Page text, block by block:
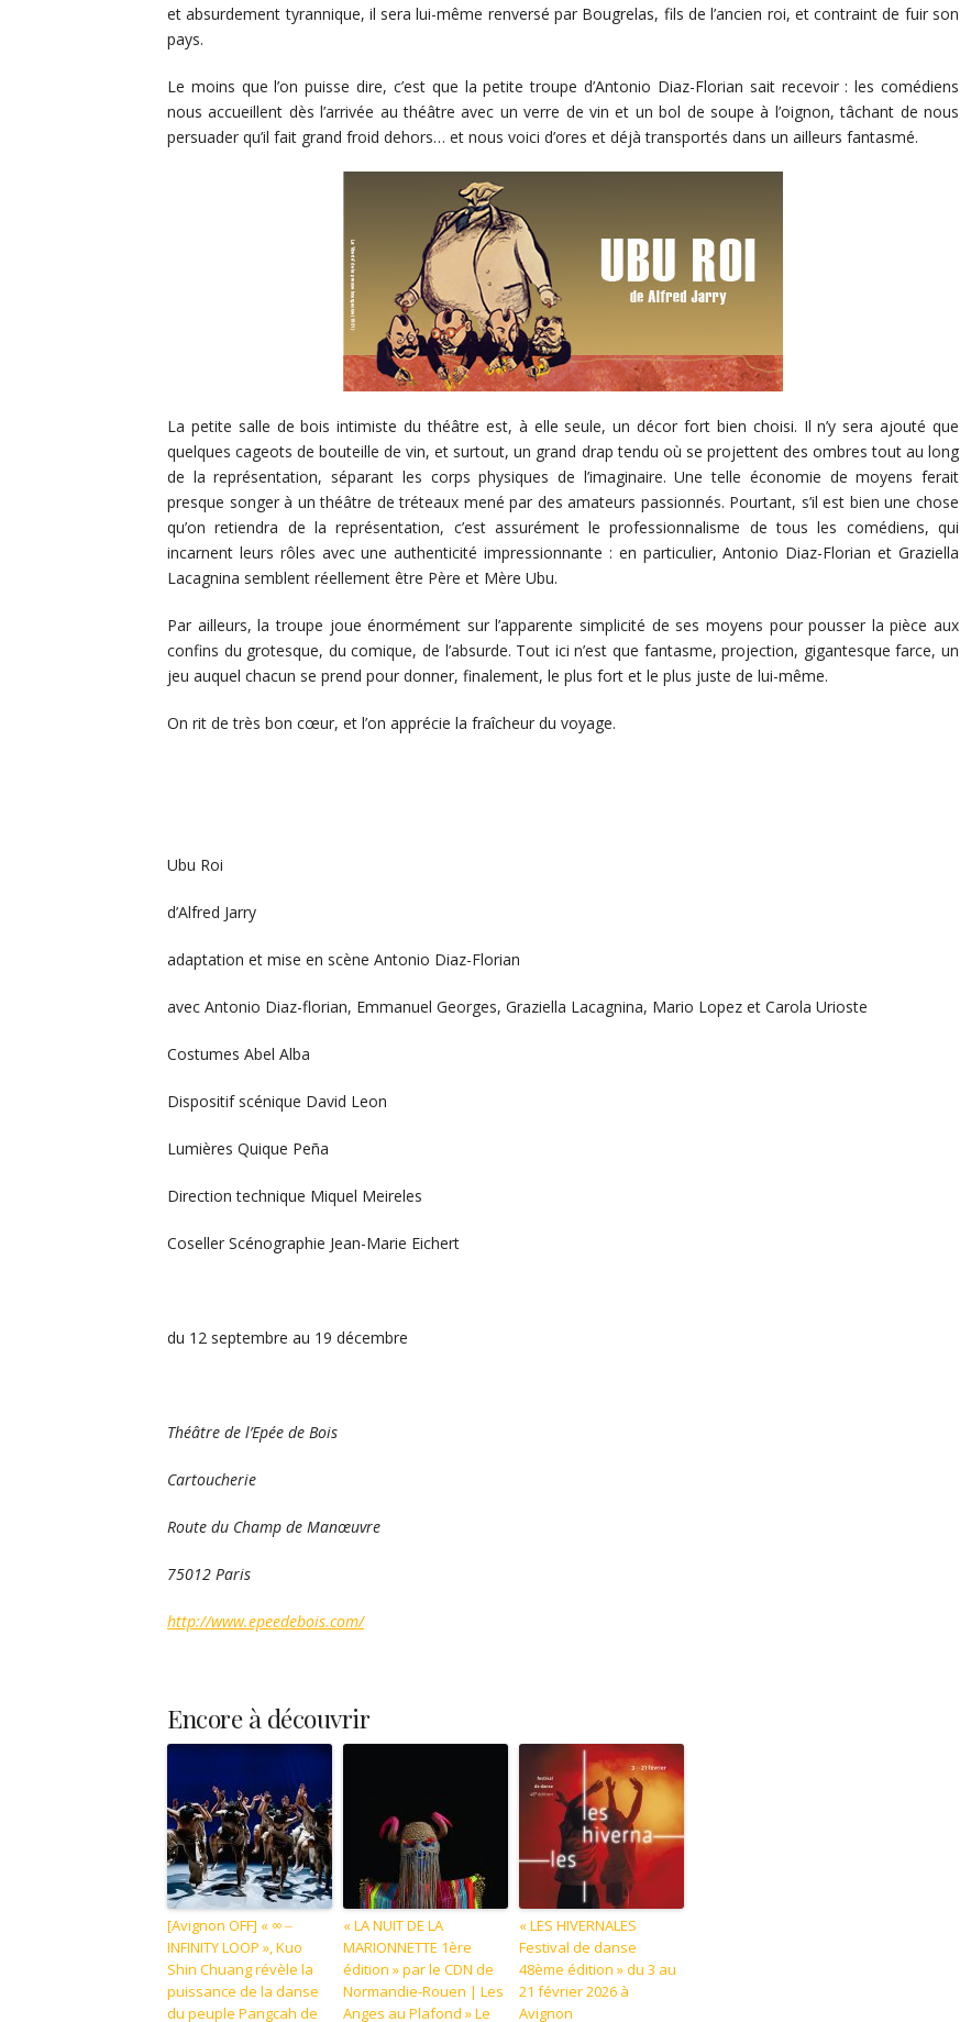
et absurdement tyrannique, il sera lui-même renversé par Bougrelas, fils de l’ancien roi, et contraint de fuir son
pays.
Le moins que l’on puisse dire, c’est que la petite troupe d’Antonio Diaz-Florian sait recevoir : les comédiens
nous accueillent dès l’arrivée au théâtre avec un verre de vin et un bol de soupe à l’oignon, tâchant de nous
persuader qu’il fait grand froid dehors… et nous voici d’ores et déjà transportés dans un ailleurs fantasmé.
La petite salle de bois intimiste du théâtre est, à elle seule, un décor fort bien choisi. Il n’y sera ajouté que
quelques cageots de bouteille de vin, et surtout, un grand drap tendu où se projettent des ombres tout au long
de la représentation, séparant les corps physiques de l’imaginaire. Une telle économie de moyens ferait
presque songer à un théâtre de tréteaux mené par des amateurs passionnés. Pourtant, s’il est bien une chose
qu’on retiendra de la représentation, c’est assurément le professionnalisme de tous les comédiens, qui
incarnent leurs rôles avec une authenticité impressionnante : en particulier, Antonio Diaz-Florian et Graziella
Lacagnina semblent réellement être Père et Mère Ubu.
Par ailleurs, la troupe joue énormément sur l’apparente simplicité de ses moyens pour pousser la pièce aux
confins du grotesque, du comique, de l’absurde. Tout ici n’est que fantasme, projection, gigantesque farce, un
jeu auquel chacun se prend pour donner, finalement, le plus fort et le plus juste de lui-même.
On rit de très bon cœur, et l’on apprécie la fraîcheur du voyage.
Ubu Roi
d’Alfred Jarry
adaptation et mise en scène Antonio Diaz-Florian
avec Antonio Diaz-florian, Emmanuel Georges, Graziella Lacagnina, Mario Lopez et Carola Urioste
Costumes Abel Alba
Dispositif scénique David Leon
Lumières Quique Peña
Direction technique Miquel Meireles
Coseller Scénographie Jean-Marie Eichert
du 12 septembre au 19 décembre
Théâtre de l’Epée de Bois
Cartoucherie
Route du Champ de Manœuvre
75012 Paris
http://www.epeedebois.com/
Encore à découvrir
[Avignon OFF] « ∞ ‒
INFINITY LOOP », Kuo
Shin Chuang révèle la
puissance de la danse
du peuple Pangcah de
« LA NUIT DE LA
MARIONNETTE 1ère
édition » par le CDN de
Normandie-Rouen | Les
Anges au Plafond » Le
« LES HIVERNALES
Festival de danse
48ème édition » du 3 au
21 février 2026 à
Avignon